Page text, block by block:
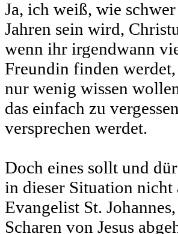
Ja, ich weiß, wie
Jahren sein wird,
wenn ihr irgendwann
Freundin finden
nur wenig wissen
das einfach zu
versprechen werdet.
Doch eines sollt und
in dieser Situation nicht
Evangelist St.
Scharen von Jesus